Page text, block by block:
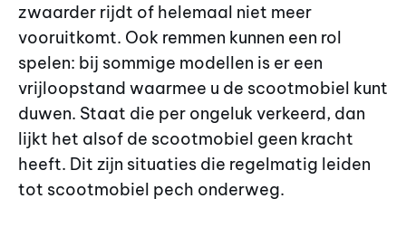
zwaarder rijdt of helemaal niet meer
vooruitkomt. Ook remmen kunnen een rol
spelen: bij sommige modellen is er een
vrijloopstand waarmee u de scootmobiel kunt
duwen. Staat die per ongeluk verkeerd, dan
lijkt het alsof de scootmobiel geen kracht
heeft. Dit zijn situaties die regelmatig leiden
tot scootmobiel pech onderweg.